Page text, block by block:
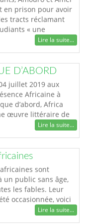
(avocats, juges et
entre autres) de
infiltre toutes l…
en prison pour avoir
tracts réclamant
« une
des
transport et de
La création
liberté d’expression,
des étudiants
les p…
Lire la suite...
D’ABORD
juillet 2019 aux
Africaine à
d’abord, Africa
œuvre littéraire de
Gervais DJONDO,
KABERUKA,
de la Banque
Développement
EKPE, ancien
Lire la suite...
sont
un public sans âge,
les fables. Leur
occasionnée, voici
d'années, par le
Lire la suite...